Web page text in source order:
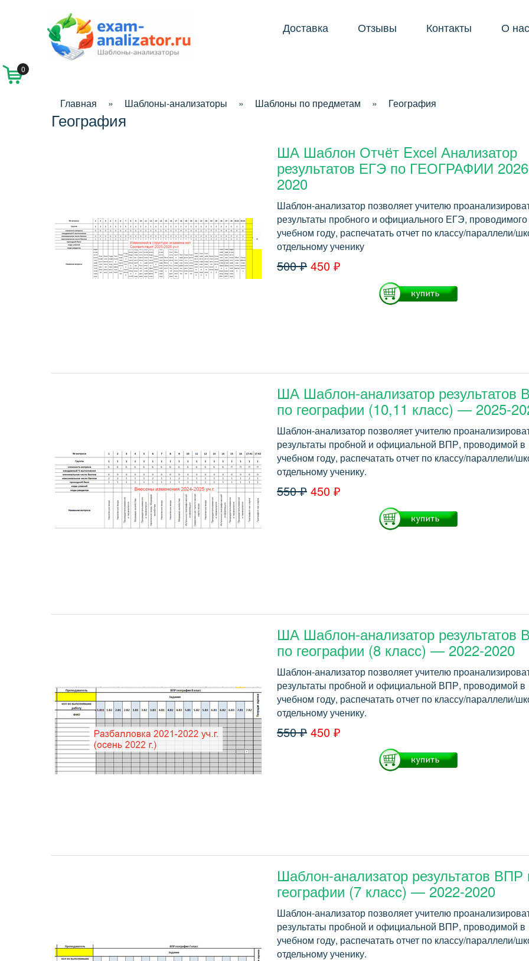
О нас
Контакты
Отзывы
Доставка
0
Главная » Шаблоны-анализаторы » Шаблоны по предметам » География
География
ША Шаблон Отчёт Excel Анализатор
результатов ЕГЭ по ГЕОГРАФИИ
2020
Шаблон-анализатор позволяет учителю
результаты пробного и официального ЕГЭ, проводимого
учебном году, распечатать отчет по классу/параллели/
отдельному ученику
500 ₽ 450 ₽
ША Шаблон-анализатор результатов
по географии (10,11 класс) — 2025-
Шаблон-анализатор позволяет учителю
результаты пробной и официальной ВПР, проводимой в
учебном году, распечатать отчет по классу/параллели/
отдельному ученику.
550 ₽ 450 ₽
ША Шаблон-анализатор результатов
по географии (8 класс) — 2022-2020
Шаблон-анализатор позволяет учителю
результаты пробной и официальной ВПР, проводимой в
учебном году, распечатать отчет по классу/параллели/
отдельному ученику.
550 ₽ 450 ₽
Шаблон-анализатор результатов ВПР
географии (7 класс) — 2022-2020
Шаблон-анализатор позволяет учителю
результаты пробной и официальной ВПР, проводимой в
учебном году, распечатать отчет по классу/параллели/
отдельному ученику.